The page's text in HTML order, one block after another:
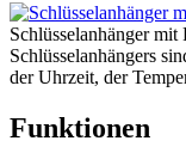
Schlüsselanhänger
Schlüsselanhängers
der Uhrzeit, der
Funktionen